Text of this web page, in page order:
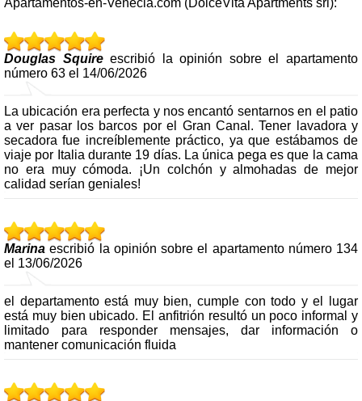
Douglas Squireescribió la opinión sobre el apartamento
número 63 el 14/06/2026
La ubicación era perfecta y nos encantó sentarnos en el patio
a ver pasar los barcos por el Gran Canal. Tener lavadora y
secadora fue increíblemente práctico, ya que estábamos de
viaje por Italia durante 19 días. La única pega es que la cama
no era muy cómoda. ¡Un colchón y almohadas de mejor
calidad serían geniales!
Marina escribió la opinión sobre el apartamento número 134
el 13/06/2026
el departamento está muy bien, cumple con todo y el lugar
está muy bien ubicado. El anfitrión resultó un poco informal y
limitado para responder mensajes, dar información o
mantener comunicación fluida